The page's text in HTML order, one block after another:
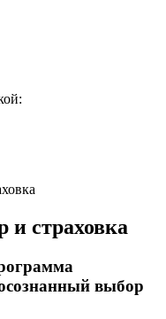
и страховка
выбор